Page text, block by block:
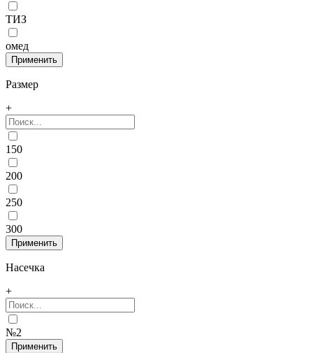
ТИЗ
омед
Размер
+
150
200
250
300
Насечка
+
№2